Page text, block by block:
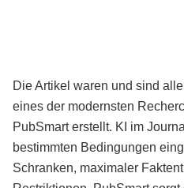
Die Artikel waren und sind
eines der modernsten
PubSmart erstellt. KI im
bestimmten Bedingungen
Schranken, maximaler